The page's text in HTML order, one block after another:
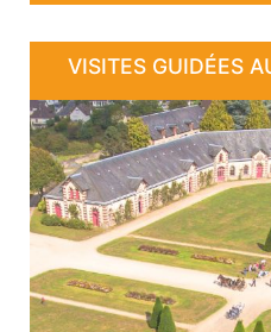
VISITES GUIDÉES